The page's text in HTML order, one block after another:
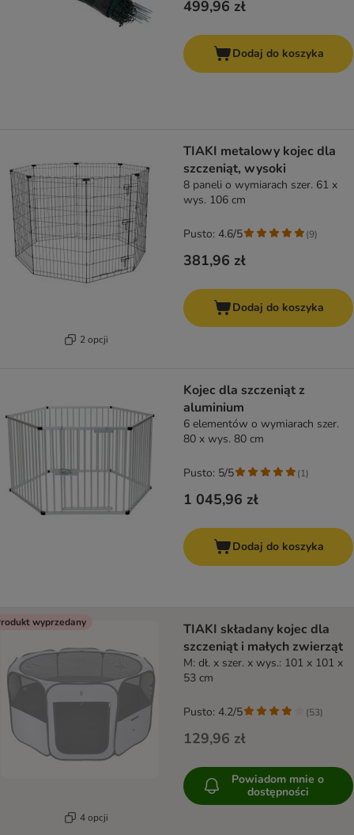
499,96 zł
Dodaj do koszyka
2 opcji
TIAKI metalowy kojec dla
szczeniąt, wysoki
8 paneli o wymiarach szer. 61 x
wys. 106 cm
381,96 zł
Pusto: 4.6/5 (9)
Dodaj do koszyka
Kojec dla szczeniąt z
aluminium
6 elementów o wymiarach szer.
80 x wys. 80 cm
1 045,96 zł
Pusto: 5/5 (1)
Dodaj do koszyka
wyprzedany
4 opcji
TIAKI składany kojec dla
szczeniąt i małych zwierząt
M: dł. x szer. x wys.: 101 x 101 x
53 cm
129,96 zł
Pusto: 4.2/5 (53)
Powiadom mnie o
dostępności